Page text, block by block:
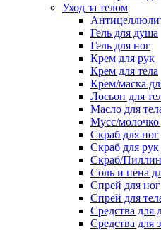
Уход за телом
Гель для душа
Гель для ног
Крем для рук
Крем для тела
Крем/маска
Лосьон для
Масло для
Мусс/молочко
Скраб для ног
Скраб для рук
Скраб/
Соль и пена
Спрей для ног
Спрей для
Средства для
Средства для